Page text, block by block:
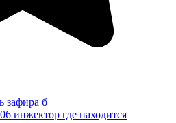
зафира б
инжектор где находится